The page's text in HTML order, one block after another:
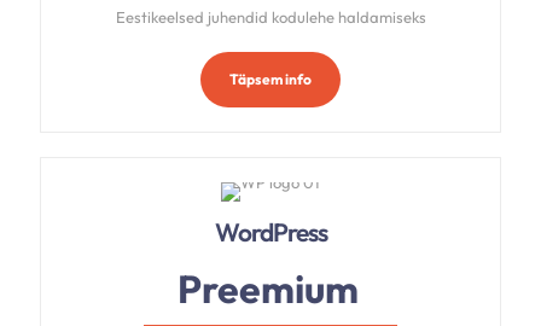
Eestikeelsed juhendid kodulehe haldamiseks
Täpsem info
WordPress
Preemium